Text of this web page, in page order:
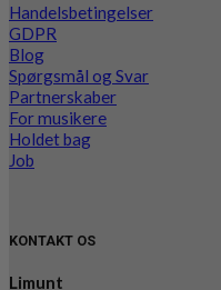
Handelsbetingelser
GDPR
Blog
Spørgsmål og Svar
Partnerskaber
For musikere
Holdet bag
Job
KONTAKT OS
Limunt